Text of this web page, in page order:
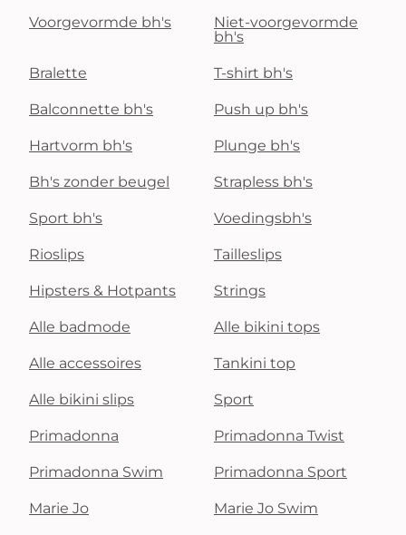
Voorgevormde bh's
Niet-voorgevormde
bh's
Bralette T-shirt bh's
Balconnette bh's Push up bh's
Hartvorm bh's Plunge bh's
Bh's zonder beugel Strapless bh's
Sport bh's Voedingsbh's
Rioslips Tailleslips
Hipsters & Hotpants Strings
Alle badmode Alle bikini tops
Alle accessoires Tankini top
Alle bikini slips Sport
Primadonna Primadonna Twist
Primadonna Swim Primadonna Sport
Marie Jo Marie Jo Swim